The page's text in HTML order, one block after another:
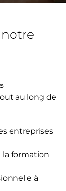
au long de
entreprises
la formation
à